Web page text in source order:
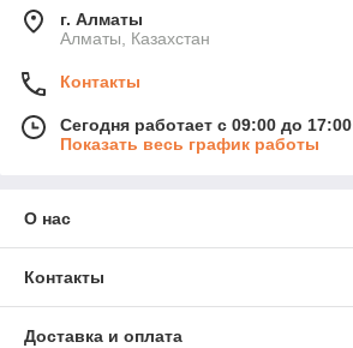
г. Алматы
Алматы, Казахстан
Контакты
Сегодня работает с 09:00 до 17:00
Показать весь график работы
О нас
Контакты
Доставка и оплата